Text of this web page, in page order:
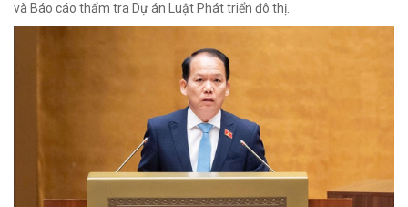
và Báo cáo thẩm tra Dự án Luật Phát triển đô thị.